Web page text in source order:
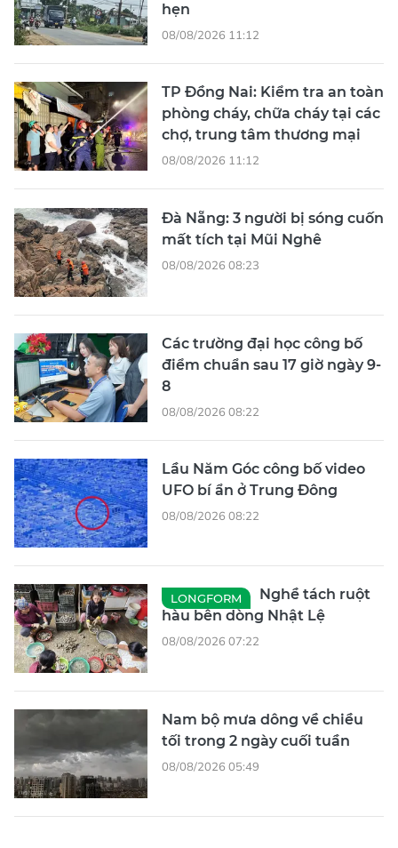
hẹn
08/08/2026 11:12
TP Đồng Nai: Kiểm tra an toàn
phòng cháy, chữa cháy tại các
chợ, trung tâm thương mại
08/08/2026 11:12
Đà Nẵng: 3 người bị sóng cuốn
mất tích tại Mũi Nghê
08/08/2026 08:23
Các trường đại học công bố
điểm chuẩn sau 17 giờ ngày 9-
8
08/08/2026 08:22
Lầu Năm Góc công bố video
UFO bí ẩn ở Trung Đông
08/08/2026 08:22
LONGFORM
Nghề tách ruột
hàu bên dòng Nhật Lệ
08/08/2026 07:22
Nam bộ mưa dông về chiều
tối trong 2 ngày cuối tuần
08/08/2026 05:49